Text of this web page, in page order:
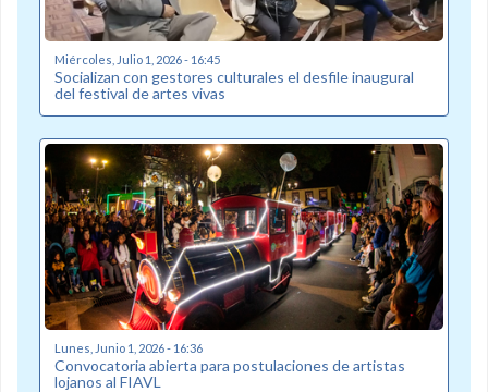
Miércoles, Julio 1, 2026 - 16:45
Socializan con gestores culturales el desfile inaugural
del festival de artes vivas
Lunes, Junio 1, 2026 - 16:36
Convocatoria abierta para postulaciones de artistas
lojanos al FIAVL